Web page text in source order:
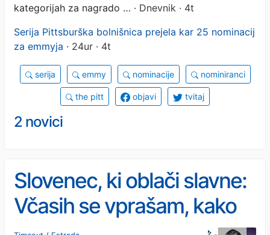
kategorijah za nagrado … · Dnevnik · 4t
Serija Pittsburška bolnišnica prejela kar 25 nominacij
za emmyja · 24ur · 4t
serija emmy nominacije nominiranci
the pitt objavi tvitaj
2 novici
Slovenec, ki oblači slavne:
Včasih se vprašam, kako